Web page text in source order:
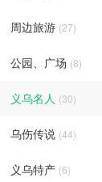
周边旅游 (27)
公园、广场 (8)
义乌名人 (30)
乌伤传说 (44)
义乌特产 (6)